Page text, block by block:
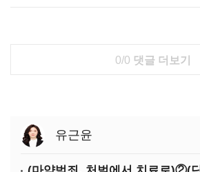
0/0 댓글 더보기
유근윤